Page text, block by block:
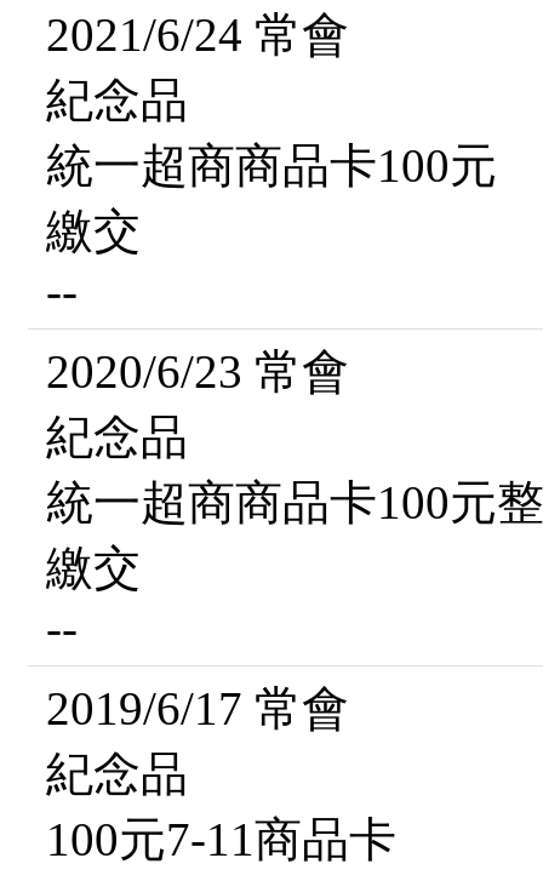
2021/6/24 常會
紀念品
統一超商商品卡100元
繳交
--
2020/6/23 常會
紀念品
統一超商商品卡100元整
繳交
--
2019/6/17 常會
紀念品
100元7-11商品卡